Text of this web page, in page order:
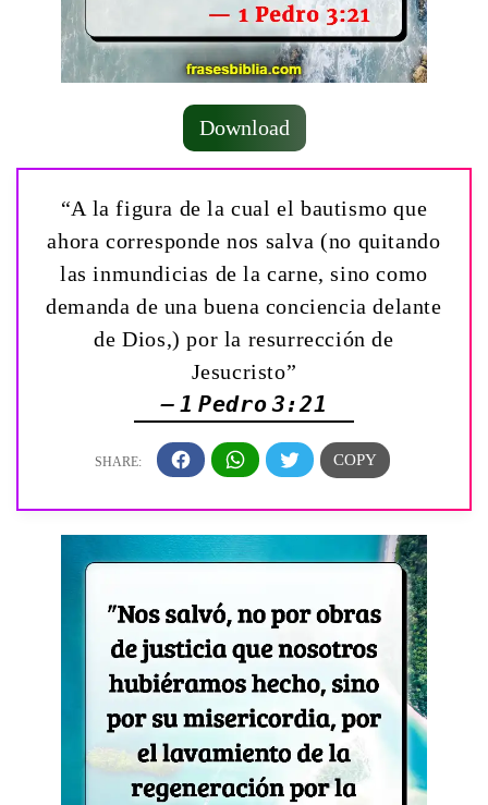
Download
“A la figura de la cual el bautismo que
ahora corresponde nos salva (no quitando
las inmundicias de la carne, sino como
demanda de una buena conciencia delante
de Dios,) por la resurrección de
Jesucristo”
— 1 Pedro 3:21